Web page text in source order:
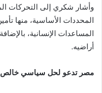
وأشار شكري إلى التحركات
المحددات الأساسية، منها
المساعدات الإنسانية،
أراضيه.
مصر تدعو لحل سياسي خالص